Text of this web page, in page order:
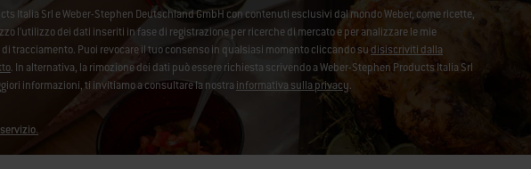
Italia Srl e Weber-Stephen Deutschland GmbH con contenuti esclusivi dal mondo Weber, come ricette,
l’utilizzo dei dati inseriti in fase di registrazione per ricerche di mercato e per analizzare le mie
tracciamento. Puoi revocare il tuo consenso in qualsiasi momento cliccando su disiscriviti dalla
. In alternativa, la rimozione dei dati può essere richiesta scrivendo a Weber-Stephen Products Italia Srl
informazioni, ti invitiamo a consultare la nostra informativa sulla privacy.